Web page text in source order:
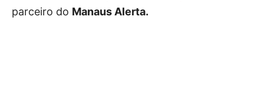
parceiro do Manaus Alerta.